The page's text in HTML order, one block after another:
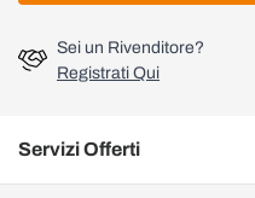
Sei un Rivenditore?
Registrati Qui
Servizi Offerti